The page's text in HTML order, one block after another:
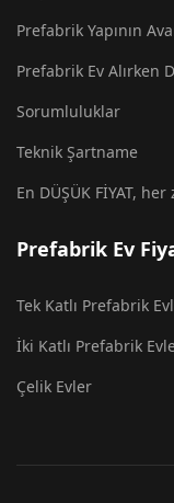
Prefabrik Yapının
Prefabrik Ev Alırken
Sorumluluklar
Teknik Şartname
En DÜŞÜK FİYAT,
Prefabrik Ev
Tek Katlı Prefabrik
İki Katlı Prefabrik
Çelik Evler